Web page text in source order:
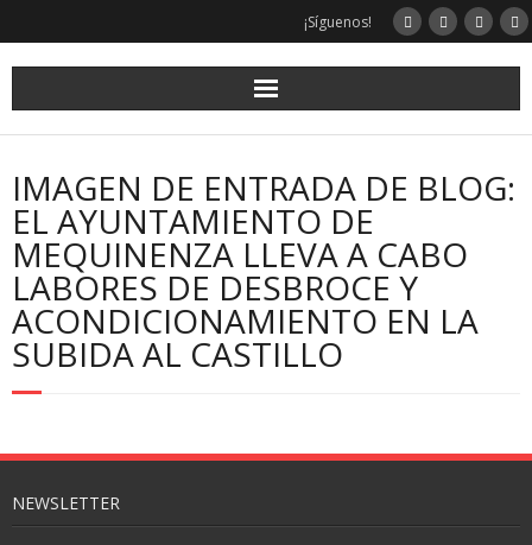
¡Síguenos!
IMAGEN DE ENTRADA DE BLOG:
EL AYUNTAMIENTO DE
MEQUINENZA LLEVA A CABO
LABORES DE DESBROCE Y
ACONDICIONAMIENTO EN LA
SUBIDA AL CASTILLO
NEWSLETTER